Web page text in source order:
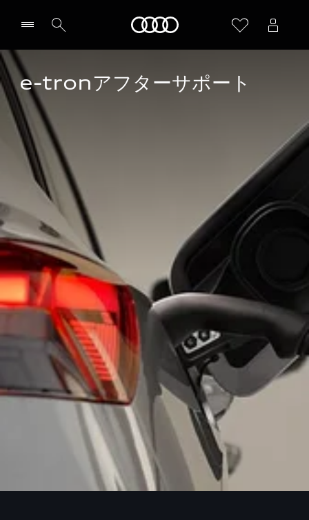
e-tronアフターサポート